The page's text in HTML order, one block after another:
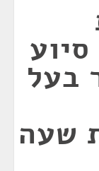
בעל
שעה